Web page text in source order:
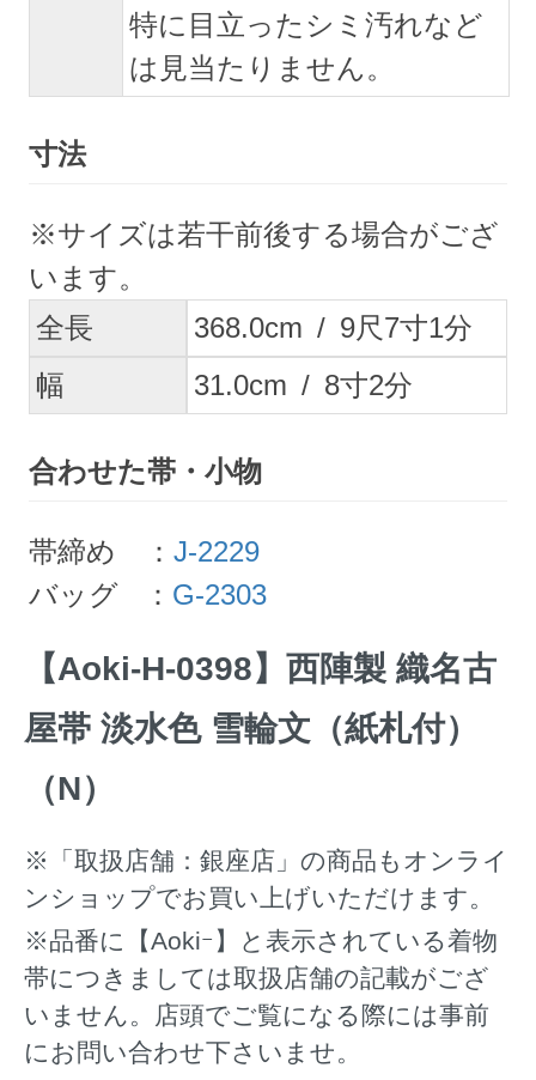
特に目立ったシミ汚れなど
は見当たりません。
寸法
※サイズは若干前後する場合がござ
います。
全長
368.0cm / 9尺7寸1分
幅
31.0cm / 8寸2分
合わせた帯・小物
帯締め ：J-2229
バッグ ： G-2303
【Aoki-H-0398】西陣製 織名古
屋帯 淡水色 雪輪文（紙札付）
（N）
※「取扱店舗：銀座店」の商品もオンライ
ンショップでお買い上げいただけます。
※品番に【Aokiｰ】と表示されている着物
帯につきましては取扱店舗の記載がござ
いません。店頭でご覧になる際には事前
にお問い合わせ下さいませ。